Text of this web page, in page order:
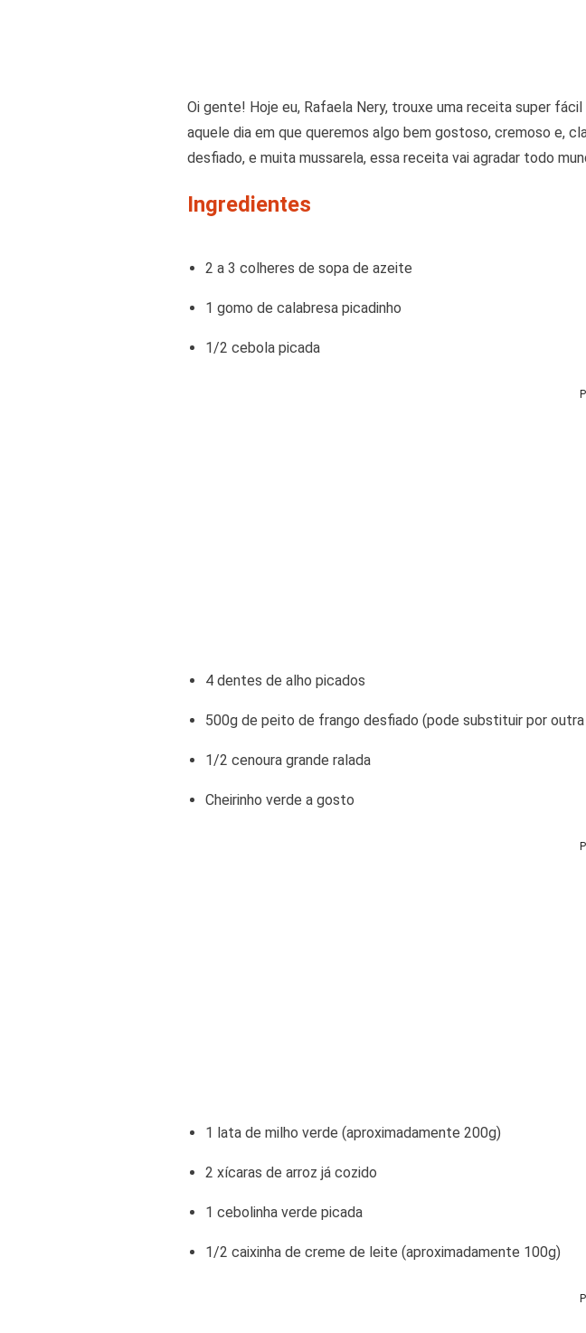
Oi gente! Hoje eu, Rafaela Nery, trouxe uma receita super fácil
aquele dia em que queremos algo bem gostoso, cremoso e,
desfiado, e muita mussarela, essa receita vai agradar todo
Ingredientes
2 a 3 colheres de sopa de azeite
1 gomo de calabresa picadinho
1/2 cebola picada
4 dentes de alho picados
500g de peito de frango desfiado (pode substituir por
1/2 cenoura grande ralada
Cheirinho verde a gosto
1 lata de milho verde (aproximadamente 200g)
2 xícaras de arroz já cozido
1 cebolinha verde picada
1/2 caixinha de creme de leite (aproximadamente 100g)